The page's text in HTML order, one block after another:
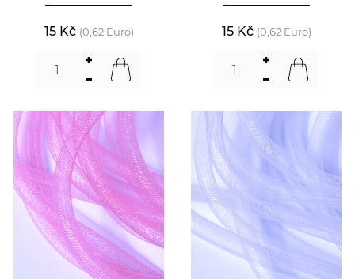
15 Kč (0,62 Euro) 15 Kč (0,62 Euro)